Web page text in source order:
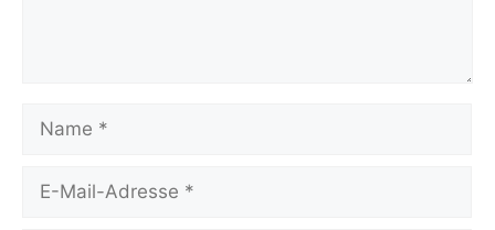
Name